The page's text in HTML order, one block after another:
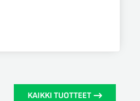
KAIKKI TUOTTEET